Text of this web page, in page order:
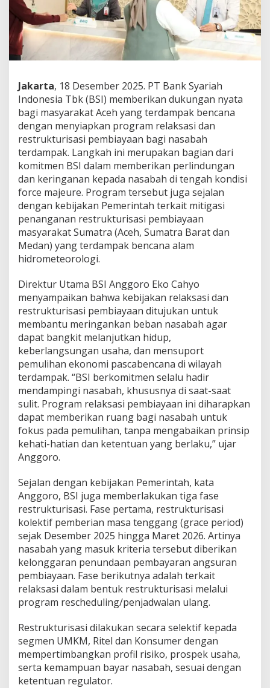
n
o
m
i
c
h
B
S
I
S
i
a
p
k
a
n
R
e
s
t
t
u
r
i
s
a
s
i
P
m
b
i
a
y
a
Jakarta, 18 Desember 2025. PT Bank Syariah
Indonesia Tbk (BSI) memberikan dukungan nyata
bagi masyarakat Aceh yang terdampak bencana
dengan menyiapkan program relaksasi dan
restrukturisasi pembiayaan bagi nasabah
terdampak. Langkah ini merupakan bagian dari
komitmen BSI dalam memberikan perlindungan
dan keringanan kepada nasabah di tengah kondisi
force majeure. Program tersebut juga sejalan
dengan kebijakan Pemerintah terkait mitigasi
penanganan restrukturisasi pembiayaan
masyarakat Sumatra (Aceh, Sumatra Barat dan
Medan) yang terdampak bencana alam
hidrometeorologi.
Direktur Utama BSI Anggoro Eko Cahyo
menyampaikan bahwa kebijakan relaksasi dan
restrukturisasi pembiayaan ditujukan untuk
membantu meringankan beban nasabah agar
dapat bangkit melanjutkan hidup,
keberlangsungan usaha, dan mensuport
pemulihan ekonomi pascabencana di wilayah
terdampak. “BSI berkomitmen selalu hadir
mendampingi nasabah, khususnya di saat-saat
sulit. Program relaksasi pembiayaan ini diharapkan
dapat memberikan ruang bagi nasabah untuk
fokus pada pemulihan, tanpa mengabaikan prinsip
kehati-hatian dan ketentuan yang berlaku,” ujar
Anggoro.
Sejalan dengan kebijakan Pemerintah, kata
Anggoro, BSI juga memberlakukan tiga fase
restrukturisasi. Fase pertama, restrukturisasi
kolektif pemberian masa tenggang (grace period)
sejak Desember 2025 hingga Maret 2026. Artinya
nasabah yang masuk kriteria tersebut diberikan
kelonggaran penundaan pembayaran angsuran
pembiayaan. Fase berikutnya adalah terkait
relaksasi dalam bentuk restrukturisasi melalui
program rescheduling/penjadwalan ulang.
Restrukturisasi dilakukan secara selektif kepada
segmen UMKM, Ritel dan Konsumer dengan
mempertimbangkan profil risiko, prospek usaha,
serta kemampuan bayar nasabah, sesuai dengan
ketentuan regulator.